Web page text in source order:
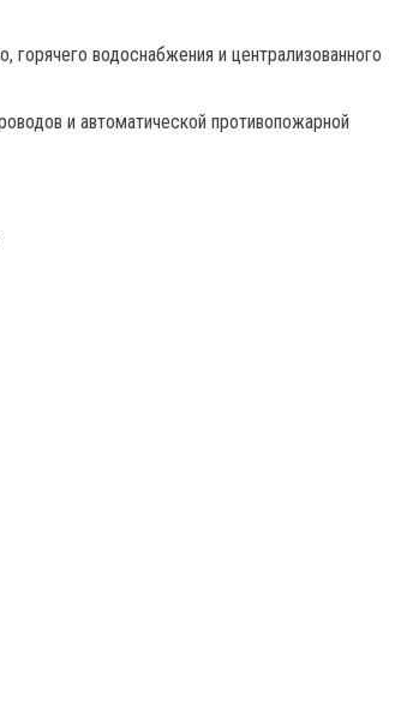
горячего водоснабжения и централизованного
и автоматической противопожарной